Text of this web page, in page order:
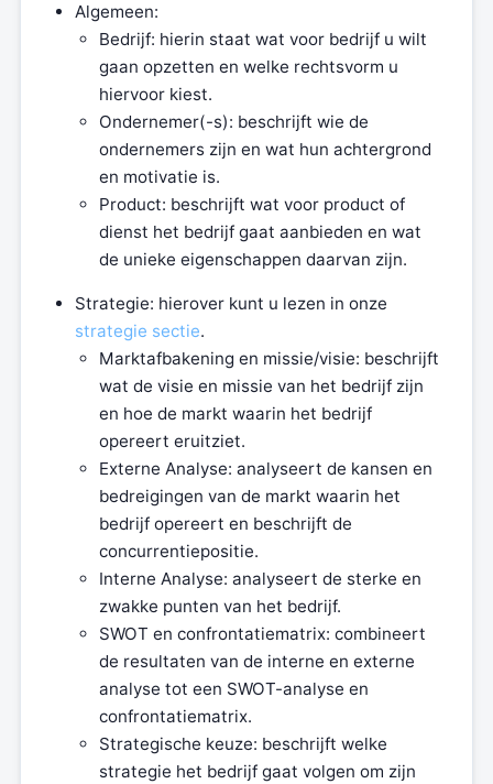
Algemeen:
Bedrijf: hierin staat wat voor bedrijf u wilt
gaan opzetten en welke rechtsvorm u
hiervoor kiest.
Ondernemer(-s): beschrijft wie de
ondernemers zijn en wat hun achtergrond
en motivatie is.
Product: beschrijft wat voor product of
dienst het bedrijf gaat aanbieden en wat
de unieke eigenschappen daarvan zijn.
Strategie: hierover kunt u lezen in onze
strategie sectie.
Marktafbakening en missie/visie: beschrijft
wat de visie en missie van het bedrijf zijn
en hoe de markt waarin het bedrijf
opereert eruitziet.
Externe Analyse: analyseert de kansen en
bedreigingen van de markt waarin het
bedrijf opereert en beschrijft de
concurrentiepositie.
Interne Analyse: analyseert de sterke en
zwakke punten van het bedrijf.
SWOT en confrontatiematrix: combineert
de resultaten van de interne en externe
analyse tot een SWOT-analyse en
confrontatiematrix.
Strategische keuze: beschrijft welke
strategie het bedrijf gaat volgen om zijn